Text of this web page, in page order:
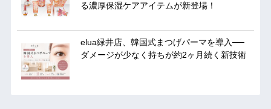
る濃厚保湿ケアアイテムが新登場！
elua緑井店、韓国式まつげパーマを導入──
ダメージが少なく持ちが約2ヶ月続く新技術